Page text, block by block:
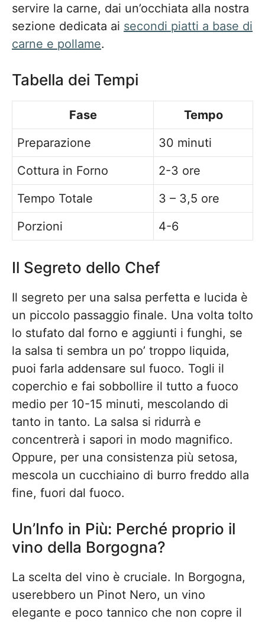
servire la carne, dai un’occhiata alla nostra
sezione dedicata ai secondi piatti a base di
carne e pollame.
Tabella dei Tempi
Fase
Tempo
Preparazione
30 minuti
Cottura in Forno
2-3 ore
Tempo Totale
3 – 3,5 ore
Porzioni
4-6
Il Segreto dello Chef
Il segreto per una salsa perfetta e lucida è
un piccolo passaggio finale. Una volta tolto
lo stufato dal forno e aggiunti i funghi, se
la salsa ti sembra un po’ troppo liquida,
puoi farla addensare sul fuoco. Togli il
coperchio e fai sobbollire il tutto a fuoco
medio per 10-15 minuti, mescolando di
tanto in tanto. La salsa si ridurrà e
concentrerà i sapori in modo magnifico.
Oppure, per una consistenza più setosa,
mescola un cucchiaino di burro freddo alla
fine, fuori dal fuoco.
Un’Info in Più: Perché proprio il
vino della Borgogna?
La scelta del vino è cruciale. In Borgogna,
userebbero un Pinot Nero, un vino
elegante e poco tannico che non copre il